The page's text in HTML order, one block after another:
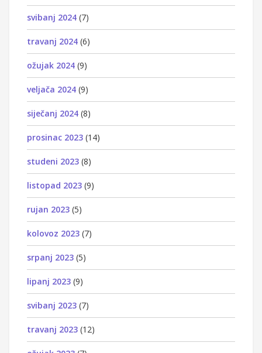
svibanj 2024 (7)
travanj 2024 (6)
ožujak 2024 (9)
veljača 2024 (9)
siječanj 2024 (8)
prosinac 2023 (14)
studeni 2023 (8)
listopad 2023 (9)
rujan 2023 (5)
kolovoz 2023 (7)
srpanj 2023 (5)
lipanj 2023 (9)
svibanj 2023 (7)
travanj 2023 (12)